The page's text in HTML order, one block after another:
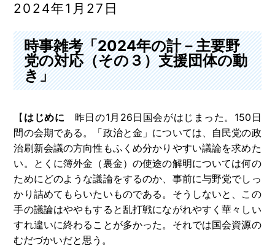
2024年1月27日
時事雑考「2024年の計－主要野
党の対応（その３）支援団体の動
き」
【 はじめに 昨日の1月26日国会がはじまった。150日
間の会期である。「政治と金」については、自民党の政
治刷新会議の方向性もふくめ分かりやすい議論を求めた
い。とくに簿外金（裏金）の使途の解明については何の
ためにどのような議論をするのか、事前に与野党でしっ
かり詰めてもらいたいものである。そうしないと、この
手の議論はややもすると乱打戦にながれやすく華々しい
すれ違いに終わることが多かった。それでは国会資源の
むだづかいだと思う。